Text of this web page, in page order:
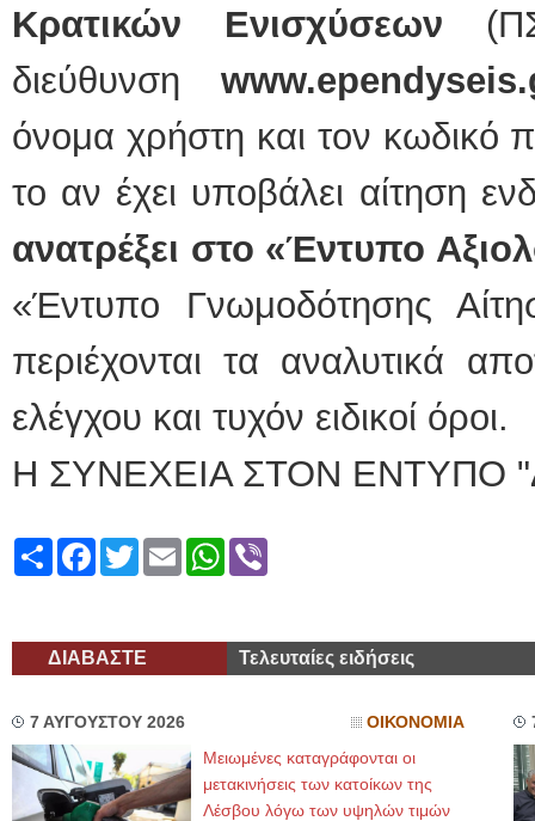
Κρατικών Ενισχύσεων
διεύθυνση
όνομα χρήστη και τον κωδικό
το αν έχει υποβάλει αίτηση
ανατρέξει στο «Έντυπο
«Έντυπο Γνωμοδότησης
περιέχονται τα αναλυτικά
ελέγχου και τυχόν ειδικοί όροι.
Η ΣΥΝΕΧΕΙΑ ΣΤΟΝ ΕΝΤΥΠΟ
ShareFacebook
TwitterEmailWhatsApp
ΔΙΑΒΑΣΤΕ Τελευταίες ειδήσεις
7 ΑΥΓΟΥΣΤΟΥ 2026 ΟΙΚΟΝΟΜΙΑ
Μειωμένες καταγράφονται οι
μετακινήσεις των κατοίκων της
Λέσβου λόγω των υψηλών τιμών